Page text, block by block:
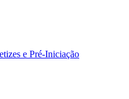
e Pré-Iniciação